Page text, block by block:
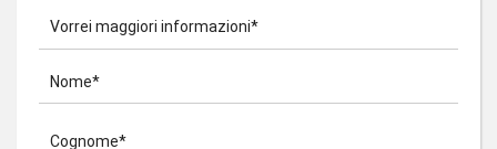
Vorrei maggiori informazioni*
Nome*
Cognome*